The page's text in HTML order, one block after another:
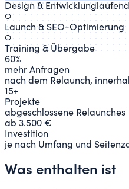
Design & Entwicklung laufend
○
Launch & SEO-Optimierung
○
Training & Übergabe
60%
mehr Anfragen
nach dem Relaunch,
15+
Projekte
abgeschlossene Relaunches
ab 3.500 €
Investition
je nach Umfang und
Was enthalten ist